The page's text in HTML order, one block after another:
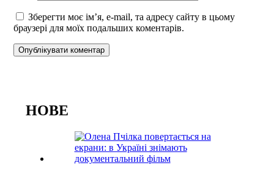
Зберегти моє ім’я, e-mail, та адресу сайту в цьому
браузері для моїх подальших коментарів.
НОВЕ